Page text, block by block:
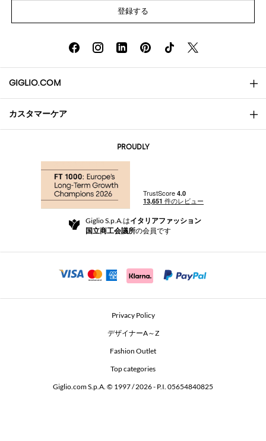
登録する
GIGLIO.COM
会社概要
Community Store
Beauty Seekers VIP Club
カスタマーケア
返品と返金
For a safe shopping experience
Security Communication
PROUDLY
Giglio S.p.A.はイタリアファッション
国立商工会議所の会員です
Privacy Policy
デザイナーA～Z
Fashion Outlet
Top categories
Giglio.com S.p.A. © 1997 / 2026 - P.I. 05654840825